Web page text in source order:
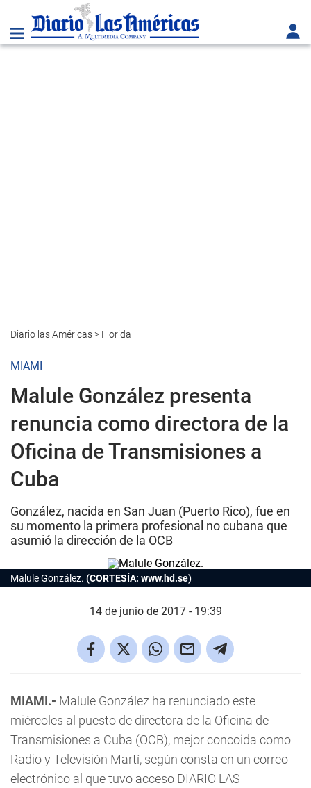
Diario las Américas> Florida
MIAMI
Malule González presenta
renuncia como directora de la
Oficina de Transmisiones a
Cuba
González, nacida en San Juan (Puerto Rico), fue en
su momento la primera profesional no cubana que
asumió la dirección de la OCB
Malule González. (CORTESÍA: www.hd.se)
14 de junio de 2017 - 19:39
MIAMI.- Malule González ha renunciado este
miércoles al puesto de directora de la Oficina de
Transmisiones a Cuba (OCB), mejor concoida como
Radio y Televisión Martí, según consta en un correo
electrónico al que tuvo acceso DIARIO LAS